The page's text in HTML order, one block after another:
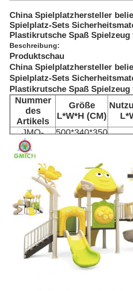
Zu Hause
Produkte
Über uns
China Spielplatzhersteller
Spielplatz-Sets
Plastikrutsche Spaß
Beschreibung:
Produktschau
China Spielplatzhersteller
Spielplatz-Sets
Plastikrutsche Spaß
Nummer
des
Artikels
Größe
L*W*H (CM)
JMQ-
12802
500*340*350